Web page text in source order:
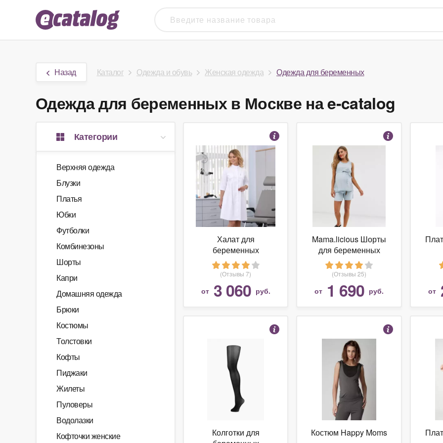
Назад Каталог Одежда и обувь Женская одежда Одежда для беременных
Одежда для беременных в Москве на e-catalog
Категории
Верхняя одежда
Блузки
Платья
Юбки
Футболки
Комбинезоны
Шорты
Капри
Домашняя одежда
Брюки
Костюмы
Толстовки
Кофты
Пиджаки
Жилеты
Пуловеры
Водолазки
Кофточки женские
Халат для
беременных
MEDICAL SERVICE
(752.48.02.00)
(Отзывы 7)
от 3 060 руб.
Mama.licious Шорты
для беременных
Mamalicious - Синий
(Отзывы 25)
от 1 690 руб. от
Колготки для
Костюм Happy Moms